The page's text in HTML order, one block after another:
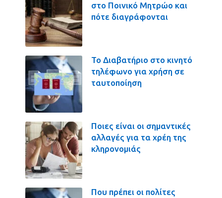
στο Ποινικό Μητρώο και
πότε διαγράφονται
Το Διαβατήριο στο κινητό
τηλέφωνο για χρήση σε
ταυτοποίηση
Ποιες είναι οι σημαντικές
αλλαγές για τα χρέη της
κληρονομιάς
Που πρέπει οι πολίτες